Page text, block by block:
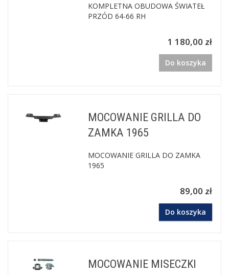
KOMPLETNA OBUDOWA ŚWIATEŁ
PRZÓD 64-66 RH
1 180,00 zł
Do koszyka
MOCOWANIE GRILLA DO
ZAMKA 1965
MOCOWANIE GRILLA DO ZAMKA
1965
89,00 zł
Do koszyka
MOCOWANIE MISECZKI